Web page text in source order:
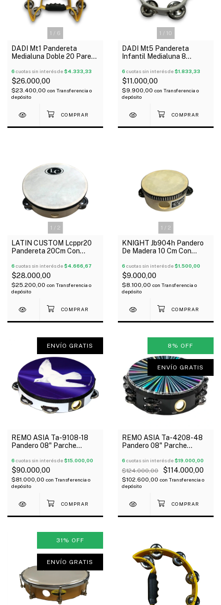
1 / 6
DADI Mt1 Pandereta
Medialuna Doble 20 Pares
6 cuotas sin interés de$4.333,33
$26.000,00
$23.400,00 con Transferencia o
depósito
1 / 10
DADI Mt5 Pandereta
Infantil Medialuna 8
6 cuotas sin interés de$1.833,33
$11.000,00
$9.900,00 con Transferencia o
depósito
1 / 2
LATIN CUSTOM Lcppr20
Pandereta 20Cm Con
6 cuotas sin interés de$4.666,67
$28.000,00
$25.200,00 con Transferencia o
depósito
1 / 2
KNIGHT Jb904h Pandero
De Madera 10 Cm Con
6 cuotas sin interés de$1.500,00
$9.000,00
$8.100,00 con Transferencia o
depósito
ENVÍO GRATIS
REMO ASIA Ta-9108-18
Pandero 08" Parche
Simple Paloma
6 cuotas sin interés de$15.000,00
$90.000,00
$81.000,00 con Transferencia o
depósito
8 % OFF
ENVÍO GRATIS
REMO ASIA Ta-4208-48
Pandero 08" Parche
Dobles Radiante
6 cuotas sin interés de$19.000,00
$124.000,00 $114.000,00
$102.600,00 con Transferencia o
depósito
31 % OFF
ENVÍO GRATIS